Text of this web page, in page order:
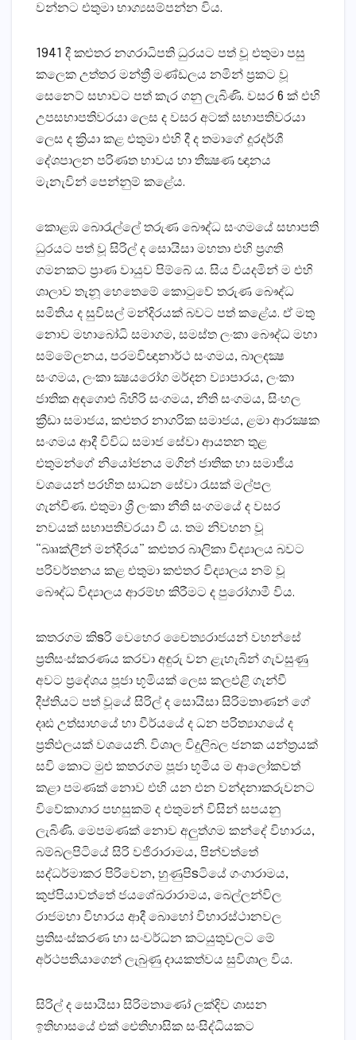
වන්නට එතුමා භාග්‍යසම්පන්න විය.
1941 දී කළුතර නගරාධිපති ධුරයට පත් වූ එතුමා පසු
කලෙක උත්තර මන්ත්‍රී මණ්‌ඩලය නමින් ප්‍රකට වූ
සෙනෙට්‌ සභාවට පත් කැර ගනු ලැබිණි. වසර 6 ක්‌ එහි
උපසභාපතිවරයා ලෙස ද වසර අටක්‌ සභාපතිවරයා
ලෙස ද ක්‍රියා කළ එතුමා එහි දී ද තමාගේ දූරදර්ශී
දේශපාලන පරිණත භාවය හා තීක්‍ෂණ ඥානය
මැනැවින් පෙන්නුම් කළේය.
කොළඹ බොරැල්ලේ තරුණ බෞද්ධ සංගමයේ සභාපති
ධුරයට පත් වූ සිරිල් ද සොයිසා මහතා එහි ප්‍රගති
ගමනකට ප්‍රාණ වායුව පිම්බේ ය. සිය වියදමින් ම එහි
ශාලාව තැනූ හෙතෙමේ කොටුවේ තරුණ බෞද්ධ
සමිතිය ද සුවිසල් මන්දිරයක්‌ බවට පත් කළේය. ඒ මතු
නොව මහාබෝධි සමාගම, සමස්‌ත ලංකා බෞද්ධ මහා
සම්මේලනය, පරමවිඥානාර්ථ සංගමය, බාලදක්‍ෂ
සංගමය, ලංකා ක්‍ෂයරෝග මර්දන ව්‍යාපාරය, ලංකා
ජාතික අඳගොළු බිහිරි සංගමය, නීති සංගමය, සිංහල
ක්‍රීඩා සමාජය, කළුතර නාගරික සමාජය, ළමා ආරක්‍ෂක
සංගමය ආදී විවිධ සමාජ සේවා ආයතන තුළ
එතුමන්ගේ නියෝජනය මගින් ජාතික හා සමාජීය
වශයෙන් පරහිත සාධන සේවා රැසක්‌ මල්පල
ගැන්විණ. එතුමා ශ්‍රී ලංකා නීති සංගමයේ ද වසර
නවයක්‌ සභාපතිවරයා වී ය. තම නිවහන වූ
“බෲක්‌ලීන් මන්දිරය” කළුතර බාලිකා විද්‍යාලය බවට
පරිවර්තනය කළ එතුමා කළුතර විද්‍යාලය නම් වූ
බෞද්ධ විද්‍යාලය ආරම්භ කිරීමට ද පුරෝගාමී විය.
කතරගම කිsරි වෙහෙර චෛත්‍යරාජයන් වහන්සේ
ප්‍රතිසංස්‌කරණය කරවා අඳුරු වන ළැහැබින් ගැවසුණු
අවට ප්‍රදේශය පූජා භූමියක්‌ ලෙස කලඑළි ගැන්වී
දීප්තියට පත් වූයේ සිරිල් ද සොයිසා සිරිමතාණන් ගේ
දෘඪ උත්සාහයේ හා වීර්යයේ ද ධන පරිත්‍යාගයේ ද
ප්‍රතිඵලයක්‌ වශයෙනි. විශාල විදුලිබල ජනක යන්ත්‍රයක්‌
සවි කොට මුළු කතරගම පූජා භූමිය ම ආලෝකවත්
කළා පමණක්‌ නොව එහි යන එන වන්දනාකරුවනට
විවේකාගාර පහසුකම් ද එතුමන් විසින් සපයනු
ලැබිණි. මෙපමණක්‌ නොව අලුත්ගම කන්දේ විහාරය,
බම්බලපිටියේ සිරි වජිරාරාමය, පින්වත්තේ
සද්ධර්මාකර පිරිවෙන, හුණුපිsටියේ ගංගාරාමය,
කුප්පියාවත්තේ ජයශේඛරාරාමය, බෙල්ලන්විල
රාජමහා විහාරය ආදී බොහෝ විහාරස්‌ථානවල
ප්‍රතිසංස්‌කරණ හා සංවර්ධන කටයුතුවලට මේ
අර්ථපතියාගෙන් ලැබුණු දායකත්වය සුවිශාල විය.
සිරිල් ද සොයිසා සිරිමතාණෝ ලක්‌දිව ශාසන
ඉතිහාසයේ එක්‌ ඓතිහාසික සංසිද්ධියකට